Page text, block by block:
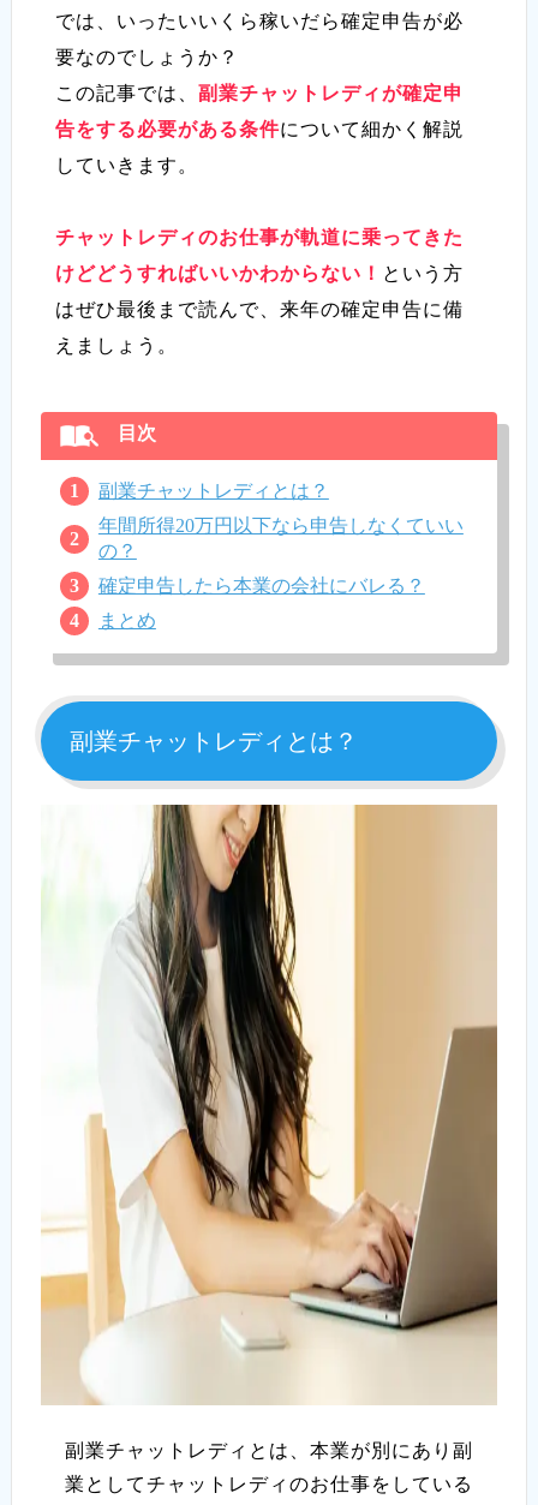
では、いったいいくら稼いだら確定申告が必
要なのでしょうか？
この記事では、 副業チャットレディが確定申
告をする必要がある条件について細かく解説
していきます。
チャットレディのお仕事が軌道に乗ってきた
けどどうすればいいかわからない！ という方
はぜひ最後まで読んで、来年の確定申告に備
えましょう。
副業チャットレディとは？
年間所得20万円以下なら申告しなくていい
の？
確定申告したら本業の会社にバレる？
まとめ
副業チャットレディとは？
副業チャットレディとは、本業が別にあり副
業としてチャットレディのお仕事をしている